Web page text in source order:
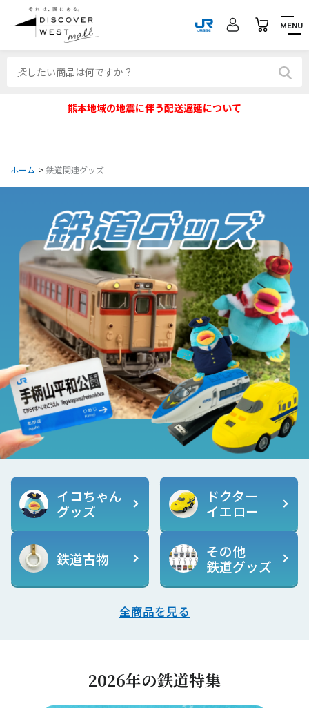
MENU
熊本地域の地震に伴う配送遅延について
ホーム > 鉄道関連グッズ
イコちゃん
グッズ
ドクター
イエロー
鉄道古物
その他
鉄道グッズ
全商品を見る
2026年の鉄道特集